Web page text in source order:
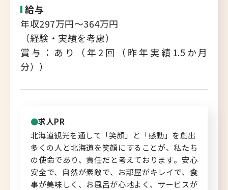
コンサルタント紹介
北海道へのU・Iターン向け
転職情報
転職と年収のハナシ
転職コラム
給与
年収297万円～364万円
（経験・実績を考慮）
賞与：あり（年2回（昨年実績1.5か月
分））
求人PR
北海道観光を通して「笑顔」と「感動」を創出
多くの人と北海道を笑顔にすることが、私たち
の使命であり、責任だと考えております。安心
安全で、自然が素敵で、お部屋がキレイで、食
事が美味しく、お風呂が心地よく、サービスが